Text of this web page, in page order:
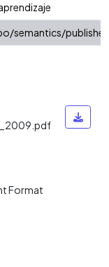
semantics/
Format